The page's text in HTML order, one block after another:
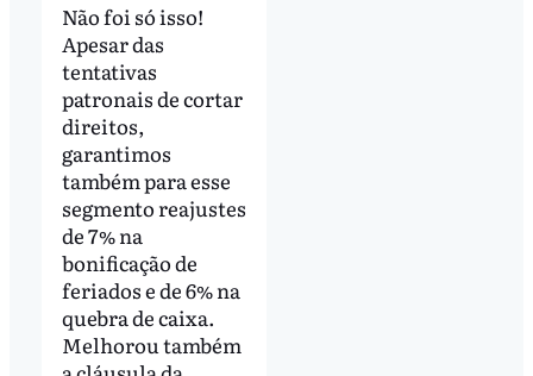
Não foi só isso!
Apesar das
tentativas
patronais de cortar
direitos,
garantimos
também para esse
segmento reajustes
de 7% na
bonificação de
feriados e de 6% na
quebra de caixa.
Melhorou também